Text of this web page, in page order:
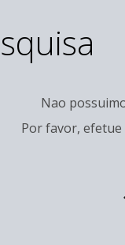
Nao
Por favor,